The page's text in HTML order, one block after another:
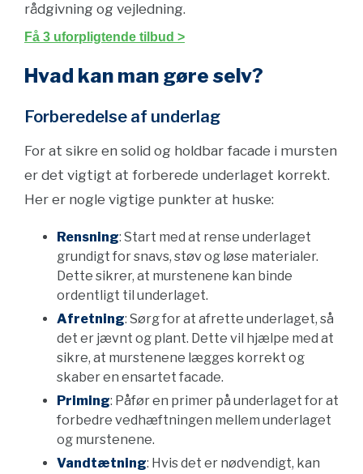
rådgivning og vejledning.
Få 3 uforpligtende tilbud >
Hvad kan man gøre selv?
Forberedelse af underlag
For at sikre en solid og holdbar facade i mursten
er det vigtigt at forberede underlaget korrekt.
Her er nogle vigtige punkter at huske:
Rensning: Start med at rense underlaget
grundigt for snavs, støv og løse materialer.
Dette sikrer, at murstenene kan binde
ordentligt til underlaget.
Afretning: Sørg for at afrette underlaget, så
det er jævnt og plant. Dette vil hjælpe med at
sikre, at murstenene lægges korrekt og
skaber en ensartet facade.
Priming: Påfør en primer på underlaget for at
forbedre vedhæftningen mellem underlaget
og murstenene.
Vandtætning: Hvis det er nødvendigt, kan